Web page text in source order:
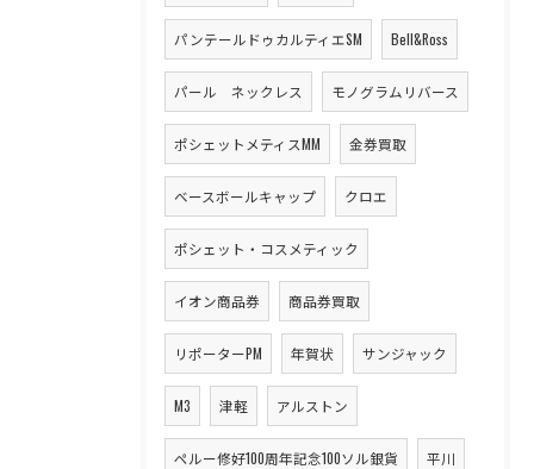
パンテールドゥカルティエSM Bell&Ross
パール ネックレス モノグラムリバース
ポシェットメティスMM 金券買取
ベースボールキャップ クロエ
ポシェット・コスメティック
イオン商品券 商品券買取
リポーターPM 年賀状 サンジャック
M3 津軽 アルストン
ペルー修好100周年記念100ソル銀貨 平川